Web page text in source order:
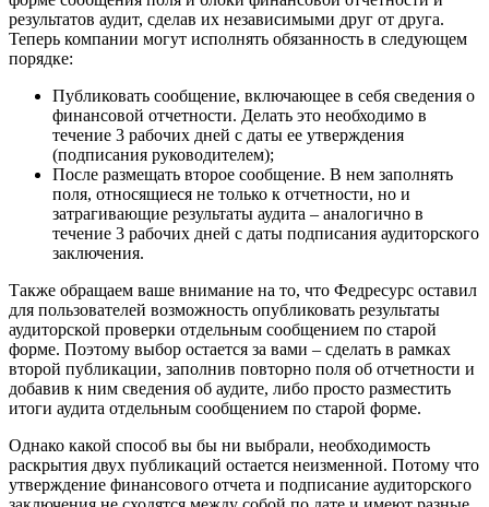
результатов аудит, сделав их независимыми друг от друга.
Теперь компании могут исполнять обязанность в следующем
порядке:
Публиковать сообщение, включающее в себя сведения о
финансовой отчетности. Делать это необходимо в
течение 3 рабочих дней с даты ее утверждения
(подписания руководителем);
После размещать второе сообщение. В нем заполнять
поля, относящиеся не только к отчетности, но и
затрагивающие результаты аудита – аналогично в
течение 3 рабочих дней с даты подписания аудиторского
заключения.
Также обращаем ваше внимание на то, что Федресурс оставил
для пользователей возможность опубликовать результаты
аудиторской проверки отдельным сообщением по старой
форме. Поэтому выбор остается за вами – сделать в рамках
второй публикации, заполнив повторно поля об отчетности и
добавив к ним сведения об аудите, либо просто разместить
итоги аудита отдельным сообщением по старой форме.
Однако какой способ вы бы ни выбрали, необходимость
раскрытия двух публикаций остается неизменной. Потому что
утверждение финансового отчета и подписание аудиторского